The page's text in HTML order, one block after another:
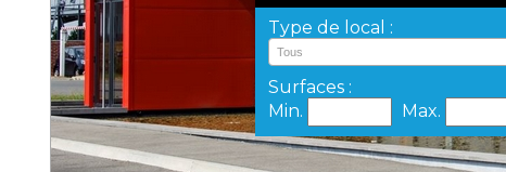
Type de local :
Tous
Surfaces :
Min.
Max.